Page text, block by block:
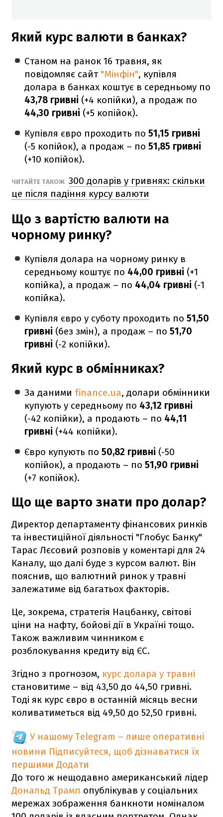
Який курс валюти в банках?
Станом на ранок 16 травня, як
повідомляє сайт "Мінфін", купівля
долара в банках коштує в середньому по
43,78 гривні (+4 копійки), а продаж по
44,30 гривні (+5 копійок).
Купівля євро проходить по51,15 гривні
(-5 копійок), а продаж – по51,85 гривні
(+10 копійок).
ЧИТАЙТЕ ТАКОЖ 300 доларів у гривнях: скільки
це після падіння курсу валюти
Що з вартістю валюти на
чорному ринку?
Купівля долара на чорному ринку в
середньому коштує по 44,00 гривні (+1
копійка), а продаж – по 44,04 гривні (-1
копійка).
Купівля євро у суботу проходить по51,50
гривні (без змін), а продаж – по51,70
гривні (-2 копійки).
Який курс в обмінниках?
За даними finance.ua, долари обмінники
купують у середньому по 43,12 гривні
(-42 копійки), а продають – по 44,11
гривні (+44 копійки).
Євро купують по50,82 гривні (-50
копійок), а продають – по51,90 гривні
(+7 копійок).
Що ще варто знати про долар?
Директор департаменту фінансових ринків
та інвестиційної діяльності "Глобус Банку"
Тарас Лєсовий розповів у коментарі для 24
Каналу, що далі буде з курсом валют. Він
пояснив, що валютний ринок у травні
залежатиме від багатьох факторів.
Це, зокрема, стратегія Нацбанку, світові
ціни на нафту, бойові дії в Україні тощо.
Також важливим чинником є
розблокування кредиту від ЄС.
Згідно з прогнозом, курс долара у травні
становитиме – від 43,50 до 44,50 гривні.
Тоді як курс євро в останній місяць весни
коливатиметься від 49,50 до 52,50 гривні.
У нашому Telegram – лише оперативні
новини Підписуйтеся, щоб дізнаватися їх
першими Додати
До того ж нещодавно американський лідер
Дональд Трамп опублікував у соціальних
мережах зображення банкноти номіналом